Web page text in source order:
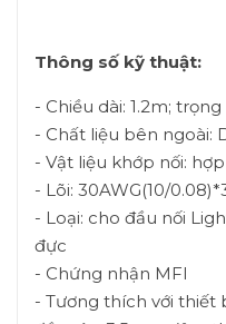
Thông số kỹ thuật:
- Chiều dài: 1.2m;
- Chất liệu bên ngoài:
- Vật liệu khớp nối:
- Lõi: 30AWG(10/
- Loại: cho đầu nối
đực
- Chứng nhận MFI
- Tương thích với thiết